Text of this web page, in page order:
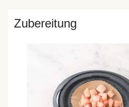
Zubereitung